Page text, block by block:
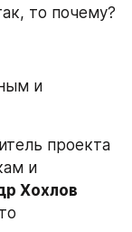
то почему?
и
проекта
и
Хохлов